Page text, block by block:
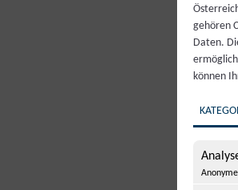
gehören
Daten.
können